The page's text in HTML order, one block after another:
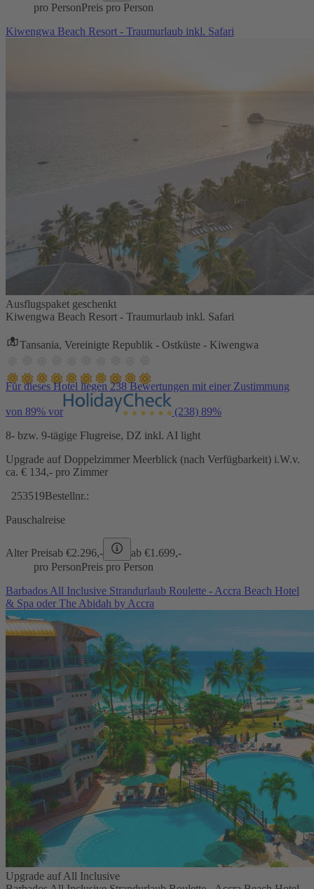
pro PersonPreis pro Person
Kiwengwa Beach Resort - Traumurlaub inkl. Safari
Ausflugspaket geschenkt
Kiwengwa Beach Resort - Traumurlaub inkl. Safari
Tansania, Vereinigte Republik - Ostküste - Kiwengwa
Für dieses Hotel liegen 238 Bewertungen mit einer Zustimmung
von 89% vor (238) 89%
8- bzw. 9-tägige Flugreise, DZ inkl. AI light
Upgrade auf Doppelzimmer Meerblick (nach Verfügbarkeit) i.W.v.
ca. € 134,- pro Zimmer
253519Bestellnr.:
Pauschalreise
Alter Preisab €2.296,- ab €1.699,-
pro PersonPreis pro Person
Barbados All Inclusive Strandurlaub Roulette - Accra Beach Hotel
& Spa oder The Abidah by Accra
Upgrade auf All Inclusive